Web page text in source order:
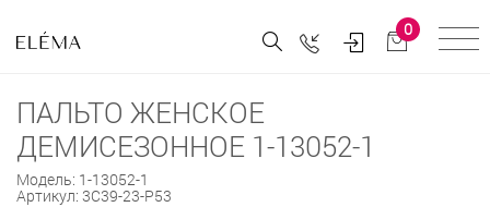
0
ПАЛЬТО ЖЕНСКОЕ
ДЕМИСЕЗОННОЕ 1-13052-1
Модель: 1-13052-1
Артикул: 3С39-23-Р53